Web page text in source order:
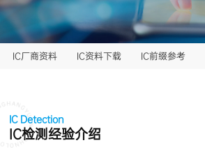
IC厂商资料 IC资料下载 IC前缀参考
IC Detection
IC检测经验介绍